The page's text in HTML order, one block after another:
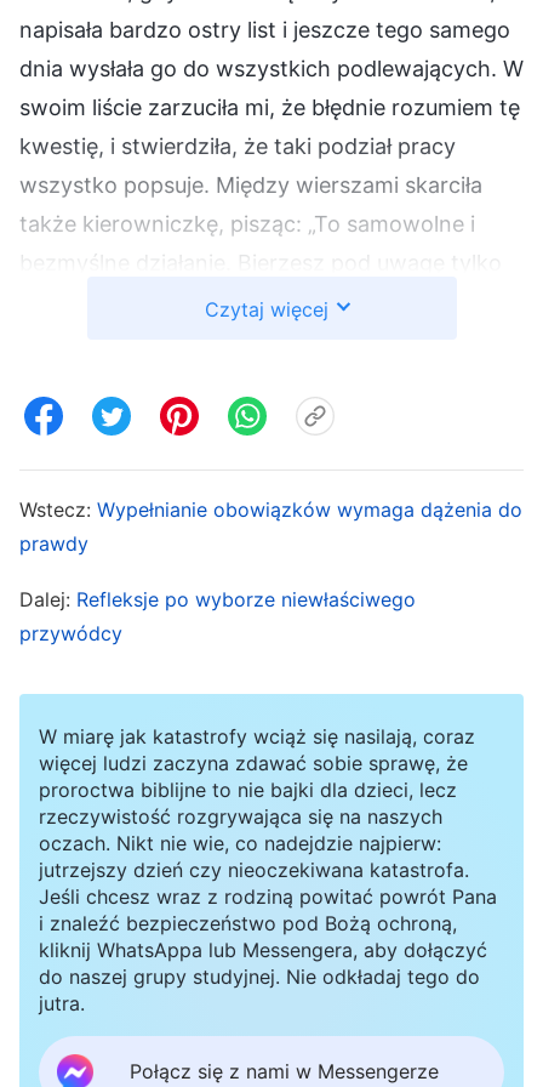
napisała bardzo ostry list i jeszcze tego samego
dnia wysłała go do wszystkich podlewających. W
swoim liście zarzuciła mi, że błędnie rozumiem tę
kwestię, i stwierdziła, że taki podział pracy
wszystko popsuje. Między wierszami skarciła
także kierowniczkę, pisząc: „To samowolne i
bezmyślne działanie. Bierzesz pod uwagę tylko
swoje własne pomysły. Zakłóca i zaburza to
Serce waliło mi jak szalone. Pomyślałam: „Niby to
kościoła?”. Byłam zszokowana. Przestraszyłam
się, że może naprawdę zbłądziłam i zakłóciłam
list ten mogą przeczytać wszyscy bracia i
siostry, zaczęłam się martwić o to, co sobie o
mnie pomyślą. Jak spojrzę im w oczy? Byłam
nieszczęśliwa i czułam się, jakbym została
potępiona. Pomyślałam sobie: „Nawet jeśli
naprawdę popełniłam błąd, Xin Ran mogła po
prostu omówić z nami zasady i wskazać, co
zrobiliśmy nie tak, żebyśmy mogli naprawić
problem. Dlaczego napisała do wszystkich list,
niczego nie omawiając?”. Nie mogłam
powstrzymać łez i przez kilka dni byłam bardzo
zniechęcona. Dopiero dzięki jedzeniu i piciu słów
Bożych mój stan się poprawił. W tamtym czasie
Czytaj więcej
Wstecz: Wypełnianie obowiązków wymaga dążenia do
prawdy
Dalej: Refleksje po wyborze niewłaściwego
przywódcy
W miarę jak katastrofy wciąż się nasilają, coraz
więcej ludzi zaczyna zdawać sobie sprawę, że
proroctwa biblijne to nie bajki dla dzieci, lecz
rzeczywistość rozgrywająca się na naszych
oczach. Nikt nie wie, co nadejdzie najpierw:
jutrzejszy dzień czy nieoczekiwana katastrofa.
Jeśli chcesz wraz z rodziną powitać powrót Pana
i znaleźć bezpieczeństwo pod Bożą ochroną,
kliknij WhatsAppa lub Messengera, aby dołączyć
do naszej grupy studyjnej. Nie odkładaj tego do
jutra.
Połącz się z nami w Messengerze